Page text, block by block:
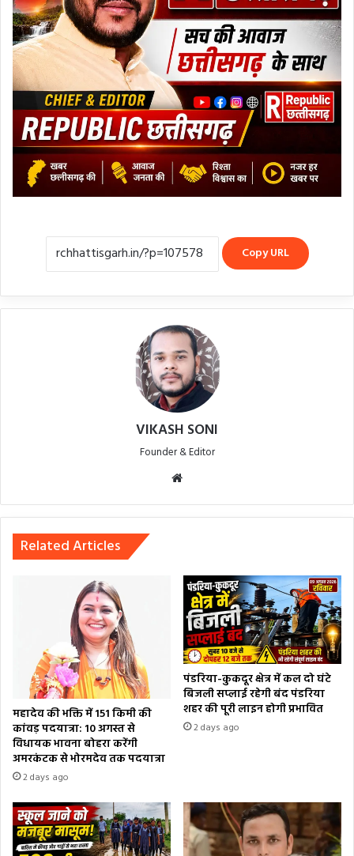
Copy URL
VIKASH SONI
Founder & Editor
Related Articles
महादेव की भक्ति में 151 किमी की
कांवड़ पदयात्रा: 10 अगस्त से
विधायक भावना बोहरा करेंगी
अमरकंटक से भोरमदेव तक पदयात्रा
2 days ago
पंडरिया-कुकदूर क्षेत्र में कल दो घंटे
बिजली सप्लाई रहेगी बंद पंडरिया
शहर की पूरी लाइन होगी प्रभावित
2 days ago